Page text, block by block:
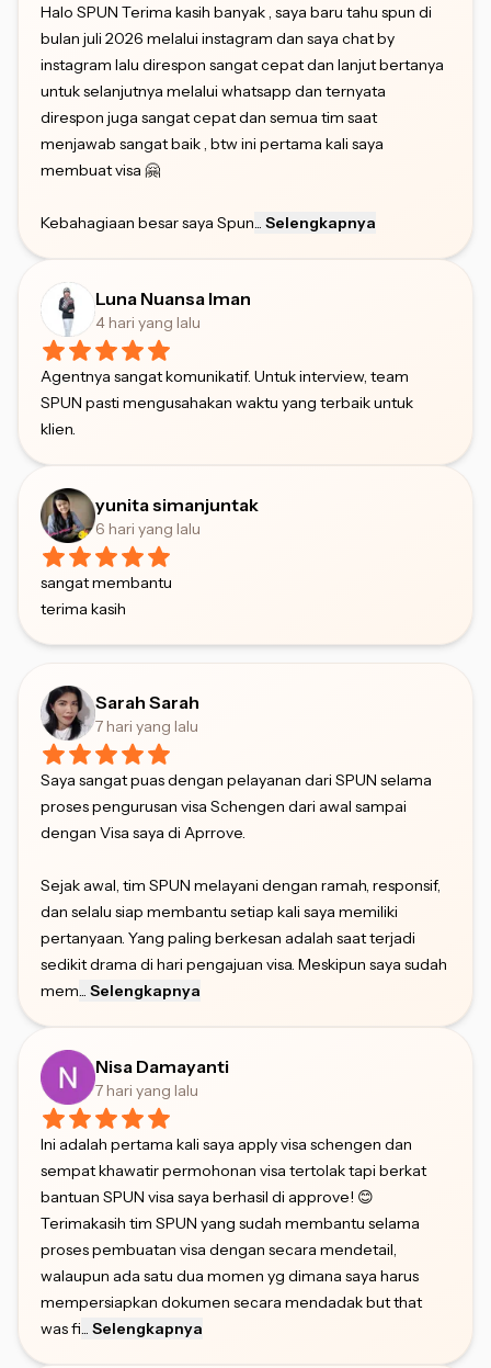
Halo SPUN Terima kasih banyak , saya baru tahu spun di
bulan juli 2026 melalui instagram dan saya chat by
instagram lalu direspon sangat cepat dan lanjut bertanya
untuk selanjutnya melalui whatsapp dan ternyata
direspon juga sangat cepat dan semua tim saat
menjawab sangat baik , btw ini pertama kali saya
membuat visa 🤗
Kebahagiaan besar saya Spun... Selengkapnya
Luna Nuansa Iman
4 hari yang lalu
Agentnya sangat komunikatif. Untuk interview, team
SPUN pasti mengusahakan waktu yang terbaik untuk
klien.
yunita simanjuntak
6 hari yang lalu
sangat membantu
terima kasih
Sarah Sarah
7 hari yang lalu
Saya sangat puas dengan pelayanan dari SPUN selama
proses pengurusan visa Schengen dari awal sampai
dengan Visa saya di Aprrove.
Sejak awal, tim SPUN melayani dengan ramah, responsif,
dan selalu siap membantu setiap kali saya memiliki
pertanyaan. Yang paling berkesan adalah saat terjadi
sedikit drama di hari pengajuan visa. Meskipun saya sudah
mem... Selengkapnya
Nisa Damayanti
7 hari yang lalu
Ini adalah pertama kali saya apply visa schengen dan
sempat khawatir permohonan visa tertolak tapi berkat
bantuan SPUN visa saya berhasil di approve! 😊
Terimakasih tim SPUN yang sudah membantu selama
proses pembuatan visa dengan secara mendetail,
walaupun ada satu dua momen yg dimana saya harus
mempersiapkan dokumen secara mendadak but that
was fi... Selengkapnya